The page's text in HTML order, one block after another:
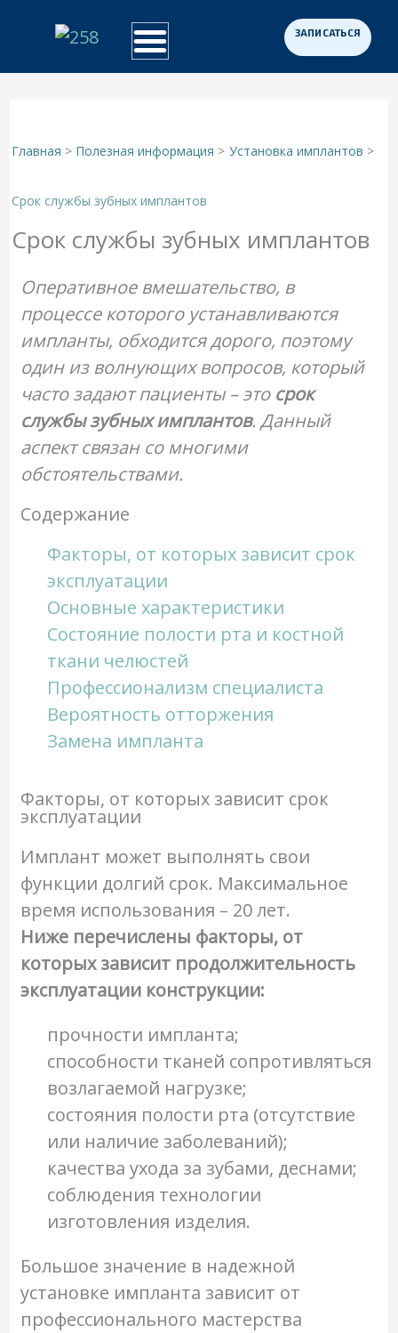
Главная Полезная информация Установка имплантов
Срок службы зубных имплантов
Срок службы зубных имплантов
Оперативное вмешательство, в
процессе которого устанавливаются
импланты, обходится дорого, поэтому
один из волнующих вопросов, который
часто задают пациенты – это срок
службы зубных имплантов. Данный
аспект связан со многими
обстоятельствами.
Содержание
Факторы, от которых зависит срок
эксплуатации
Основные характеристики
Состояние полости рта и костной
ткани челюстей
Профессионализм специалиста
Вероятность отторжения
Замена импланта
Факторы, от которых зависит срок
эксплуатации
Имплант может выполнять свои
функции долгий срок. Максимальное
время использования – 20 лет.
Ниже перечислены факторы, от
которых зависит продолжительность
эксплуатации конструкции:
прочности импланта;
способности тканей сопротивляться
возлагаемой нагрузке;
состояния полости рта (отсутствие
или наличие заболеваний);
качества ухода за зубами, деснами;
соблюдения технологии
изготовления изделия.
Большое значение в надежной
установке импланта зависит от
профессионального мастерства